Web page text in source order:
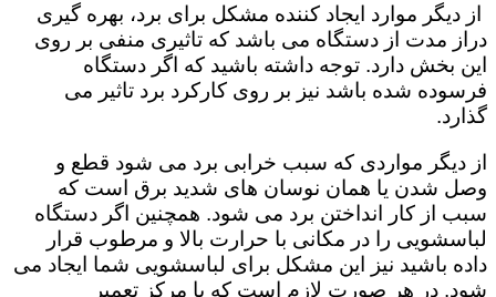
از دیگر موارد ایجاد کننده مشکل برای برد، بهره گیری
دراز مدت از دستگاه می باشد که تاثیری منفی بر روی
این بخش دارد. توجه داشته باشید که اگر دستگاه
فرسوده شده باشد نیز بر روی کارکرد برد تاثیر می
گذارد.
از دیگر مواردی که سبب خرابی برد می شود قطع و
وصل شدن یا همان نوسان های شدید برق است که
سبب از کار انداختن برد می شود. همچنین اگر دستگاه
لباسشویی را در مکانی با حرارت بالا و مرطوب قرار
داده باشید نیز این مشکل برای لباسشویی شما ایجاد می
شود. در هر صورت لازم است که با مرکز تعمیر